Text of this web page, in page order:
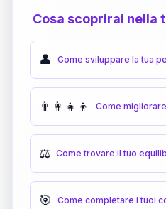
Cosa scoprirai nella
👤 Come sviluppare la tua
👨‍👩‍👧‍👦 Come
⚖️ Come trovare il tuo
🎯 Come completare i tuoi